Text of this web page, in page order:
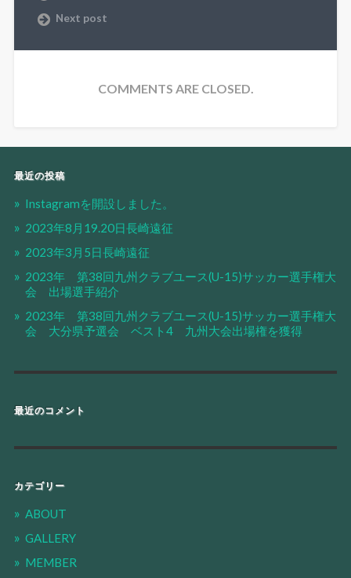
Next post
COMMENTS ARE CLOSED.
最近の投稿
Instagramを開設しました。
2023年8月19.20日長崎遠征
2023年3月5日長崎遠征
2023年 第38回九州クラブユース(U-15)サッカー選手権大
会 出場選手紹介
2023年 第38回九州クラブユース(U-15)サッカー選手権大
会 大分県予選会 ベスト4 九州大会出場権を獲得
最近のコメント
カテゴリー
ABOUT
GALLERY
MEMBER